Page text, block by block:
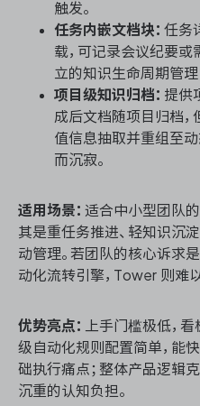
触发。
任务内嵌文档块： 任务
载，可记录会议纪要或
立的知识生命周期管理
项目级知识归档： 提供
成后文档随项目归档
值信息抽取并重组至
而沉寂。
适用场景： 适合中小型团队
其是重任务推进、轻知识沉
动管理。若团队的核心诉求
动化流转引擎，Tower 则难以
优势亮点：
上手门槛极低，
级自动化规则配置简单，能
础执行痛点；整体产品逻辑
沉重的认知负担。